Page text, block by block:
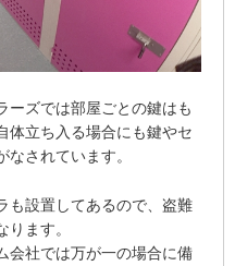
ーズでは部屋ごとの鍵はも
体立ち入る場合にも鍵やセ
されています。
も設置してあるので、盗難
ます。
会社では万が一の場合に備